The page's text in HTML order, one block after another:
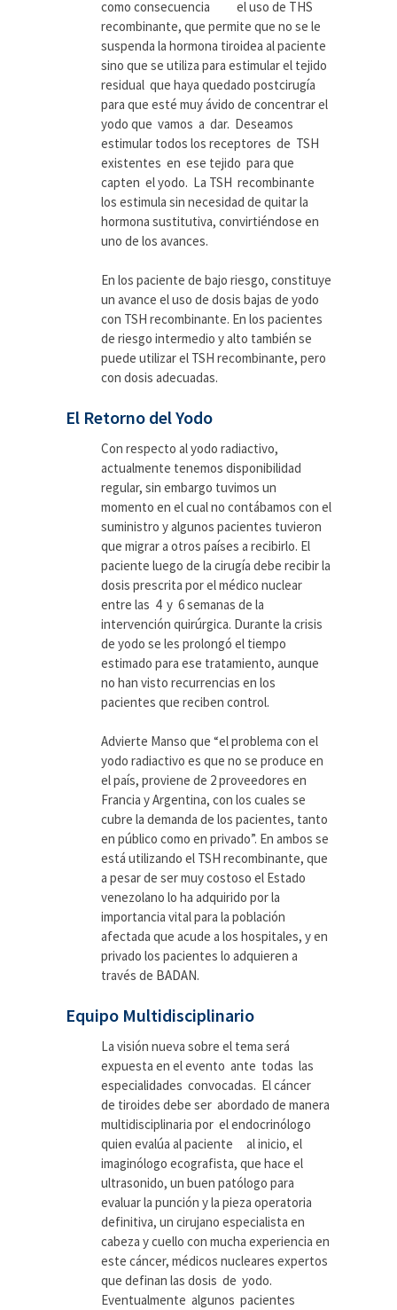
como consecuencia el uso de THS
recombinante, que permite que no se le
suspenda la hormona tiroidea al paciente
sino que se utiliza para estimular el tejido
residual que haya quedado postcirugía
para que esté muy ávido de concentrar el
yodo que vamos a dar. Deseamos
estimular todos los receptores de TSH
existentes en ese tejido para que
capten el yodo. La TSH recombinante
los estimula sin necesidad de quitar la
hormona sustitutiva, convirtiéndose en
uno de los avances.
En los paciente de bajo riesgo, constituye
un avance el uso de dosis bajas de yodo
con TSH recombinante. En los pacientes
de riesgo intermedio y alto también se
puede utilizar el TSH recombinante, pero
con dosis adecuadas.
El Retorno del Yodo
Con respecto al yodo radiactivo,
actualmente tenemos disponibilidad
regular, sin embargo tuvimos un
momento en el cual no contábamos con el
suministro y algunos pacientes tuvieron
que migrar a otros países a recibirlo. El
paciente luego de la cirugía debe recibir la
dosis prescrita por el médico nuclear
entre las 4 y 6 semanas de la
intervención quirúrgica. Durante la crisis
de yodo se les prolongó el tiempo
estimado para ese tratamiento, aunque
no han visto recurrencias en los
pacientes que reciben control.
Advierte Manso que “el problema con el
yodo radiactivo es que no se produce en
el país, proviene de 2 proveedores en
Francia y Argentina, con los cuales se
cubre la demanda de los pacientes, tanto
en público como en privado”. En ambos se
está utilizando el TSH recombinante, que
a pesar de ser muy costoso el Estado
venezolano lo ha adquirido por la
importancia vital para la población
afectada que acude a los hospitales, y en
privado los pacientes lo adquieren a
través de BADAN.
Equipo Multidisciplinario
La visión nueva sobre el tema será
expuesta en el evento ante todas las
especialidades convocadas. El cáncer
de tiroides debe ser abordado de manera
multidisciplinaria por el endocrinólogo
quien evalúa al paciente al inicio, el
imaginólogo ecografista, que hace el
ultrasonido, un buen patólogo para
evaluar la punción y la pieza operatoria
definitiva, un cirujano especialista en
cabeza y cuello con mucha experiencia en
este cáncer, médicos nucleares expertos
que definan las dosis de yodo.
Eventualmente algunos pacientes